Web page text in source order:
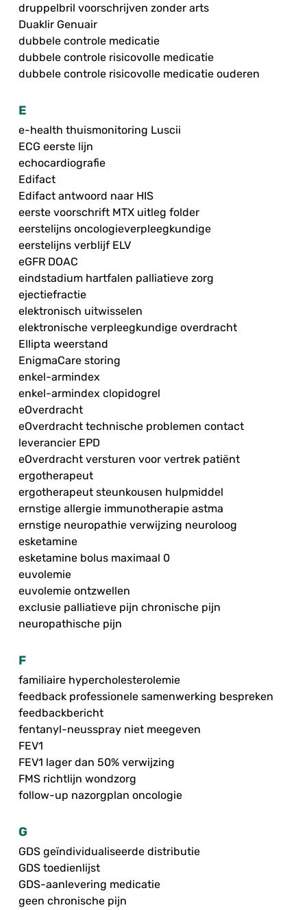
druppelbril voorschrijven zonder arts
Duaklir Genuair
dubbele controle medicatie
dubbele controle risicovolle medicatie
dubbele controle risicovolle medicatie ouderen
E
e-health thuismonitoring Luscii
ECG eerste lijn
echocardiografie
Edifact
Edifact antwoord naar HIS
eerste voorschrift MTX uitleg folder
eerstelijns oncologieverpleegkundige
eerstelijns verblijf ELV
eGFR DOAC
eindstadium hartfalen palliatieve zorg
ejectiefractie
elektronisch uitwisselen
elektronische verpleegkundige overdracht
Ellipta weerstand
EnigmaCare storing
enkel-armindex
enkel-armindex clopidogrel
eOverdracht
eOverdracht technische problemen contact
leverancier EPD
eOverdracht versturen voor vertrek patiënt
ergotherapeut
ergotherapeut steunkousen hulpmiddel
ernstige allergie immunotherapie astma
ernstige neuropathie verwijzing neuroloog
esketamine
esketamine bolus maximaal 0
euvolemie
euvolemie ontzwellen
exclusie palliatieve pijn chronische pijn
neuropathische pijn
F
familiaire hypercholesterolemie
feedback professionele samenwerking bespreken
feedbackbericht
fentanyl-neusspray niet meegeven
FEV1
FEV1 lager dan 50% verwijzing
FMS richtlijn wondzorg
follow-up nazorgplan oncologie
G
GDS geïndividualiseerde distributie
GDS toedienlijst
GDS-aanlevering medicatie
geen chronische pijn